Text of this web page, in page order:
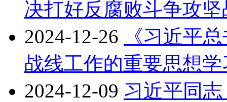
决打好反腐败斗争攻
2024-12-26
《习近平
战线工作的重要思想
2024-12-09 习近平同